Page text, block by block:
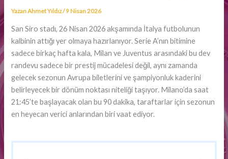
YazanAhmet Yıldız/9 Nisan 2026
San Siro stadı, 26 Nisan 2026 akşamında İtalya futbolunun
kalbinin attığı yer olmaya hazırlanıyor. Serie A’nın bitimine
sadece birkaç hafta kala, Milan ve Juventus arasındaki bu dev
randevu sadece bir prestij mücadelesi değil, aynı zamanda
gelecek sezonun Avrupa biletlerini ve şampiyonluk kaderini
belirleyecek bir dönüm noktası niteliği taşıyor. Milano’da saat
21:45’te başlayacak olan bu 90 dakika, taraftarlar için sezonun
en heyecan verici anlarından biri vaat ediyor.